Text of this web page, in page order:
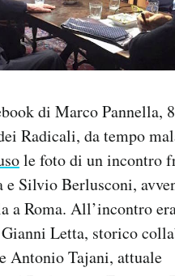
di Marco Pannella,
Radicali, da tempo
le foto di un incontro
e Silvio Berlusconi,
a Roma. All’incontro
Letta, storico
Antonio Tajani, attuale